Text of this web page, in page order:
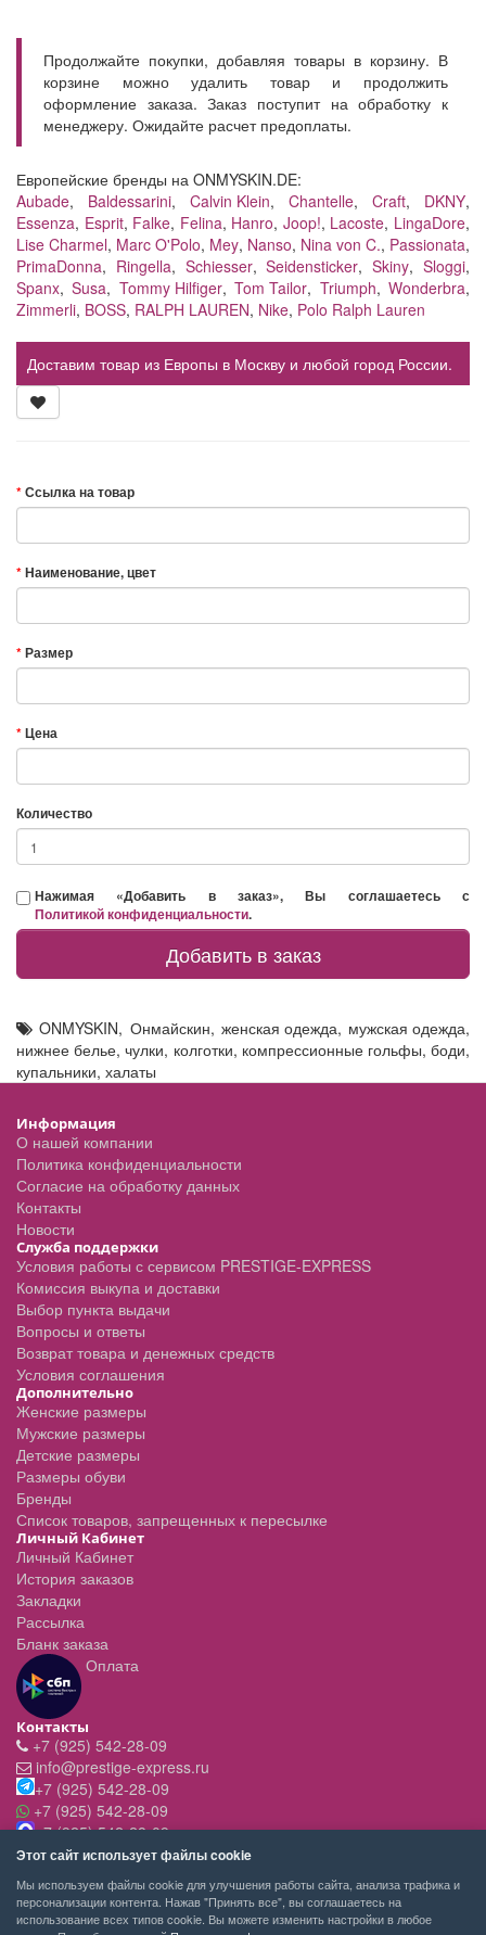
Продолжайте покупки, добавляя товары в корзину. В
корзине можно удалить товар и продолжить
оформление заказа. Заказ поступит на обработку к
менеджеру. Ожидайте расчет предоплаты.
Европейские бренды на ONMYSKIN.DE:
Aubade, Baldessarini, Calvin Klein, Chantelle, Craft, DKNY,
Essenza, Esprit, Falke, Felina, Hanro, Joop!, Lacoste, LingaDore,
Lise Charmel, Marc O'Polo, Mey, Nanso, Nina von C., Passionata,
PrimaDonna, Ringella, Schiesser,Seidensticker,Skiny,Sloggi,
Spanx,Susa, Tommy Hilfiger,Tom Tailor, Triumph,Wonderbra,
Zimmerli, BOSS, RALPH LAUREN, Nike, Polo Ralph Lauren
Доставим товар из Европы в Москву и любой город России.
Ссылка на товар
Наименование, цвет
Размер
Цена
Количество
Нажимая «Добавить в заказ», Вы соглашаетесь с
Политикой конфиденциальности.
Добавить в заказ
ONMYSKIN, Онмайскин, женская одежда, мужская одежда,
нижнее белье,чулки, колготки, компрессионные гольфы, боди,
купальники, халаты
Информация
О нашей компании
Политика конфиденциальности
Согласие на обработку данных
Контакты
Новости
Служба поддержки
Условия работы с сервисом PRESTIGE-EXPRESS
Комиссия выкупа и доставки
Выбор пункта выдачи
Вопросы и ответы
Возврат товара и денежных средств
Условия соглашения
Дополнительно
Женские размеры
Мужские размеры
Детские размеры
Размеры обуви
Бренды
Список товаров, запрещенных к пересылке
Личный Кабинет
Личный Кабинет
История заказов
Закладки
Рассылка
Бланк заказа
Оплата
Контакты
+7 (925) 542-28-09
info@prestige-express.ru
+7 (925) 542-28-09
+7 (925) 542-28-09
+7 (925) 542-28-09
Режим работы:
- вт-пт с 11:00 до 20:00
- сб - c 11.00 до 19.00
- вск,пн - выходной
Этот сайт использует файлы cookie
Мы используем файлы cookie для улучшения работы сайта, анализа трафика и
персонализации контента. Нажав "Принять все", вы соглашаетесь на
использование всех типов cookie. Вы можете изменить настройки в любое